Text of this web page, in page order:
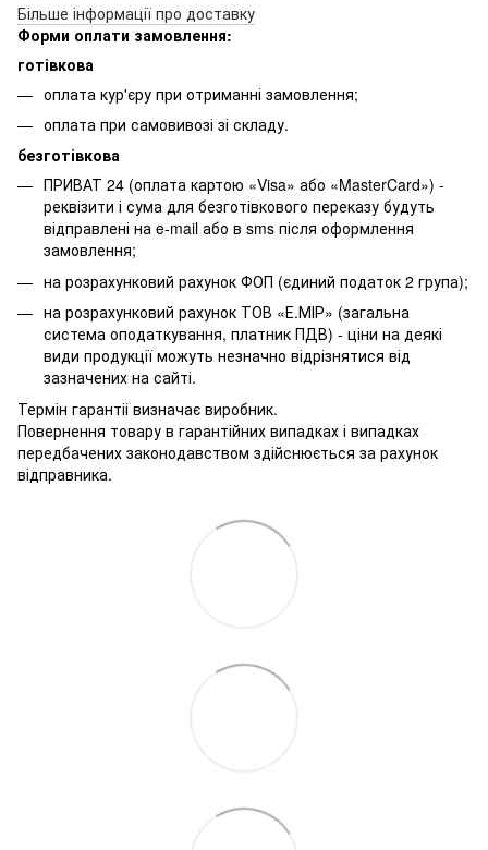
Більше інформації про доставку
Форми оплати замовлення:
готівкова
оплата кур'єру при отриманні замовлення;
оплата при самовивозі зі складу.
безготівкова
ПРИВАТ 24 (оплата картою «Visa» або «MasterCard») -
реквізити і сума для безготівкового переказу будуть
відправлені на e-mail або в sms після оформлення
замовлення;
на розрахунковий рахунок ФОП (єдиний податок 2 група);
на розрахунковий рахунок ТОВ «Е.МІР» (загальна
система оподаткування, платник ПДВ) - ціни на деякі
види продукції можуть незначно відрізнятися від
зазначених на сайті.
Термін гарантіі визначає виробник.
Повернення товару в гарантійних випадках і випадках
передбачених законодавством здійснюється за рахунок
відправника.